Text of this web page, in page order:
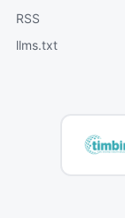
RSS
llms.txt